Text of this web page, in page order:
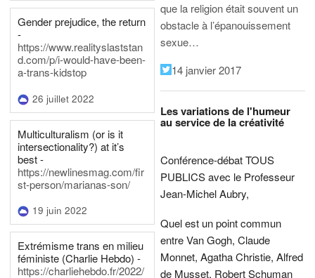
Gender prejudice, the return
-
https://www.realityslaststan
d.com/p/i-would-have-been-
a-trans-kidstop
26 juillet 2022
Multiculturalism (or is it
intersectionality?) at it’s
best -
https://newlinesmag.com/fir
st-person/marianas-son/
19 juin 2022
Extrémisme trans en milieu
féministe (Charlie Hebdo) -
https://charliehebdo.fr/2022/
que la religion était souvent un
obstacle à l’épanouissement
sexue…
14 janvier 2017
Les variations de l'humeur
au service de la créativité
Conférence-débat TOUS
PUBLICS avec le Professeur
Jean-Michel Aubry,
Quel est un point commun
entre Van Gogh, Claude
Monnet, Agatha Christie, Alfred
de Musset, Robert Schuman